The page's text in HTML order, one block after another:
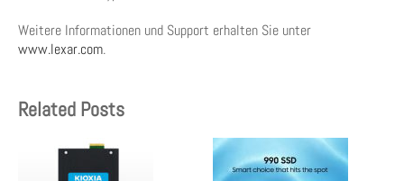
Weitere Informationen und Support erhalten Sie unter
www.lexar.com.
Related Posts